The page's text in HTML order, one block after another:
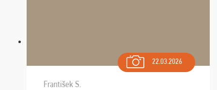
22.03.2026
František S.